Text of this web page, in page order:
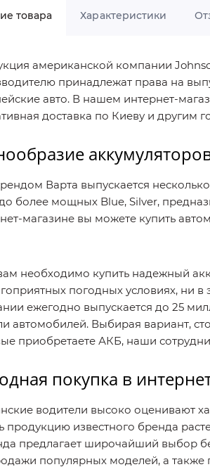
товара Характеристики
американской компании
принадлежат права на
авто. В нашем интернет-
доставка по Киеву и другим
Варта выпускается
более мощных Blue, Silver,
магазине вы можете купить
необходимо купить надежный
погодных условиях, ни в
ежегодно выпускается до 25
автомобилей. Выбирая вариант,
приобретаете АКБ, наши
покупка в
водители высоко оценивают
продукцию известного бренда
предлагает широчайший выбор
популярных моделей, а